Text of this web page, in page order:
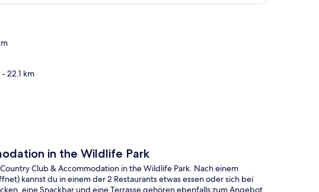
- 22.1 km
in the Wildlife Park
Club & Accommodation in the Wildlife Park. Nach einem
kannst du in einem der 2 Restaurants etwas essen oder sich bei
eine Snackbar und eine Terrasse gehören ebenfalls zum Angebot.